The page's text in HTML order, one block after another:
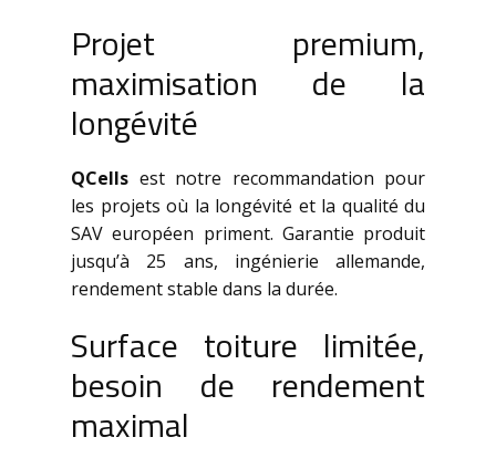
Projet premium,
maximisation de la
longévité
QCells est notre recommandation pour
les projets où la longévité et la qualité du
SAV européen priment. Garantie produit
jusqu’à 25 ans, ingénierie allemande,
rendement stable dans la durée.
Surface toiture limitée,
besoin de rendement
maximal